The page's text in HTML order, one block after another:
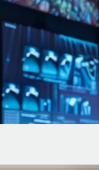
を最小
アムニ